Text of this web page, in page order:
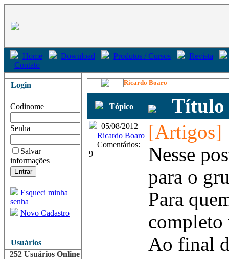
Home Download Produtos / Cursos
Revista
Contato
Login
Codinome
Senha
Salvar
informações
Esqueci minha
senha
Novo Cadastro
Usuários
252 Usuários Online
Ricardo Boaro
Tópico Título
05/08/2012
Ricardo Boaro
Comentários:
9
[Artigos]
Nesse
para o
Para
completo
Ao final